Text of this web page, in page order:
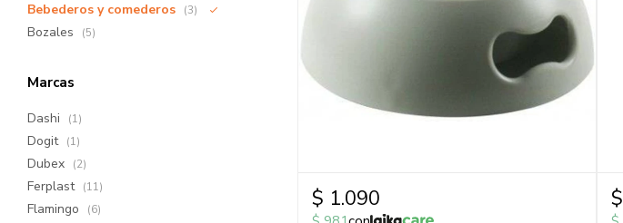
$ 1.090 $
Bebederos y comederos (3)
Bozales (5)
Marcas
Dashi (1)
Dogit (1)
Dubex (2)
Ferplast (11)
Flamingo (6)